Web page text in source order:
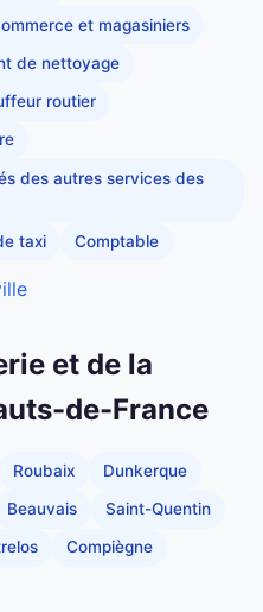
et magasiniers
de nettoyage
routier
des autres services des
taxi Comptable
et de la
de-France
Roubaix Dunkerque
Beauvais Saint-Quentin
Compiègne